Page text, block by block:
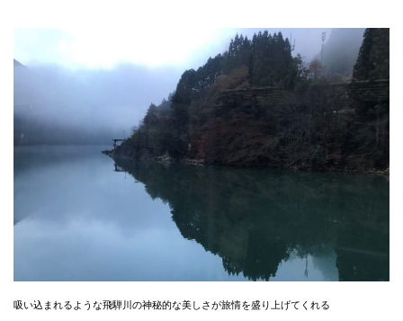
吸い込まれるような飛騨川の神秘的な美しさが旅情を盛り上げてくれる